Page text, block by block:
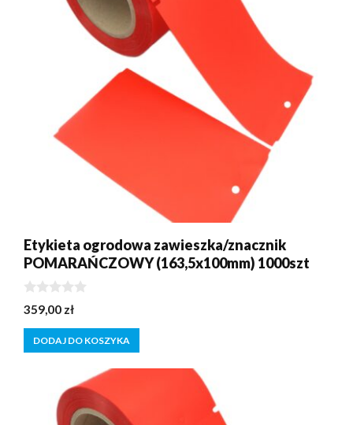
Etykieta ogrodowa zawieszka/znacznik
POMARAŃCZOWY (163,5x100mm) 1000szt
0
z
5
359,00 zł
DODAJ DO KOSZYKA